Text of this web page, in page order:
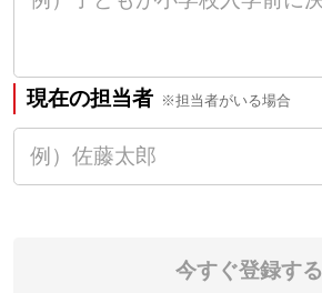
現在の担当者 ※担当者がいる場合
今すぐ登録する